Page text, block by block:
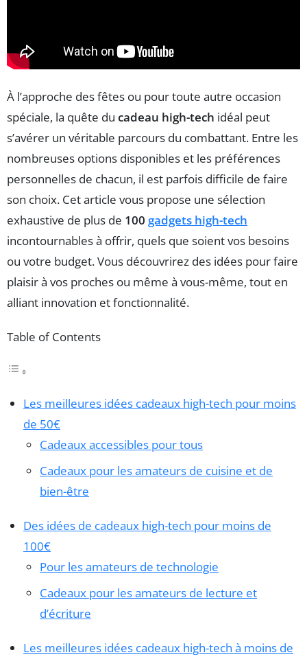
À l’approche des fêtes ou pour toute autre occasion
spéciale, la quête du cadeau high-tech idéal peut
s’avérer un véritable parcours du combattant. Entre les
nombreuses options disponibles et les préférences
personnelles de chacun, il est parfois difficile de faire
son choix. Cet article vous propose une sélection
exhaustive de plus de 100 gadgets high-tech
incontournables à offrir, quels que soient vos besoins
ou votre budget. Vous découvrirez des idées pour faire
plaisir à vos proches ou même à vous-même, tout en
alliant innovation et fonctionnalité.
Table of Contents
Les meilleures idées cadeaux high-tech pour moins
de 50€
Cadeaux accessibles pour tous
Cadeaux pour les amateurs de cuisine et de
bien-être
Des idées de cadeaux high-tech pour moins de
100€
Pour les amateurs de technologie
Cadeaux pour les amateurs de lecture et
d’écriture
Les meilleures idées cadeaux high-tech à moins de